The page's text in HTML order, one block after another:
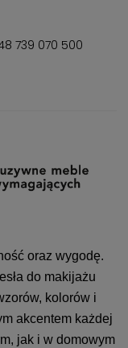
739 070 500
oraz wygodę.
do makijażu
kolorów i
akcentem każdej
jak i w domowym